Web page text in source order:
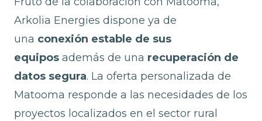
Arkolia Energies dispone ya de
una conexión estable de sus
equipos además de una recuperación de
datos segura. La oferta personalizada de
Matooma responde a las necesidades de los
proyectos localizados en el sector rural